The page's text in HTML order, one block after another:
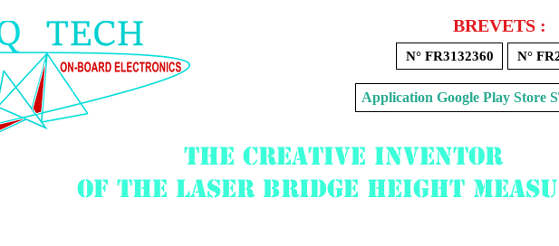
BREVETS :
N° FR3132360 N°
The creative inventor
of the laser bridge height
Application Google Play Store